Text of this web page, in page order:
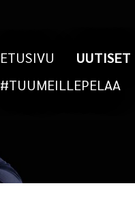
ETUSIVU UUTISET
#TUUMEILLEPELAA